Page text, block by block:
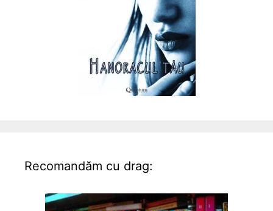
Recomandăm cu drag: